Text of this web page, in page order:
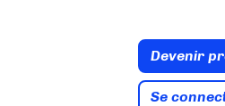
Devenir
Se